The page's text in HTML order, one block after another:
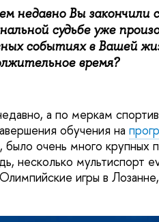
недавно Вы закончили
судьбе уже
событиях в Вашей
время?
а по меркам
обучения на
очень много крупных
несколько мультиспорт
игры в